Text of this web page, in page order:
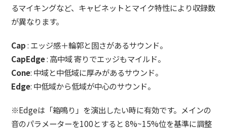
るマイキングなど、キャビネットとマイク特性により収録数
が異なります。
Cap: エッジ感＋輪郭と固さがあるサウンド。
CapEdge: 高中域 寄りでエッジもマイルド。
Cone: 中域と中低域に厚みがあるサウンド。
Edge: 中低域から低域が中心のサウンド。
※Edgeは「箱鳴り」を演出したい時に有効です。メインの
音のパラメーターを100とすると 8%~15%位を基準に調整